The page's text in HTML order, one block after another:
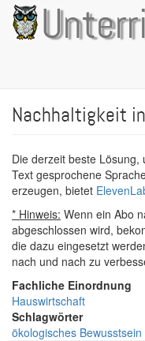
Direkt
zum
Inhalt
Nachhaltigkeit
Die derzeit beste Lösung,
Text gesprochene
erzeugen, bietet
* Hinweis: Wenn ein Abo
abgeschlossen wird,
die dazu eingesetzt
nach und nach zu
Fachliche Einordnung
Hauswirtschaft
Schlagwörter
ökologisches Bewusstsein